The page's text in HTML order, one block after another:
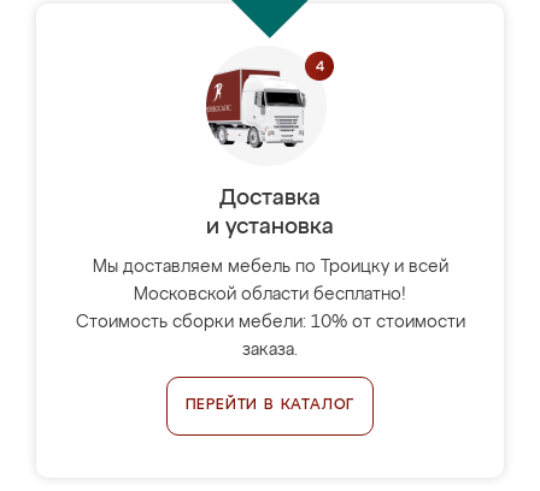
Доставка
и установка
Мы доставляем мебель по Троицку и всей
Московской области бесплатно!
Стоимость сборки мебели: 10% от стоимости
заказа.
ПЕРЕЙТИ В КАТАЛОГ